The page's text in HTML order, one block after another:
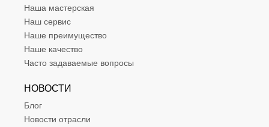
Наша мастерская
Наш сервис
Наше преимущество
Наше качество
Часто задаваемые вопросы
НОВОСТИ
Блог
Новости отрасли